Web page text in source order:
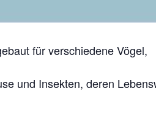
für verschiedene Vögel,
und Insekten, deren